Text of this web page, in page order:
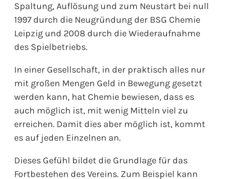
Spaltung, Auflösung und zum Neustart bei null
1997 durch die Neugründung der BSG Chemie
Leipzig und 2008 durch die Wiederaufnahme
des Spielbetriebs.
In einer Gesellschaft, in der praktisch alles nur
mit großen Mengen Geld in Bewegung gesetzt
werden kann, hat Chemie bewiesen, dass es
auch möglich ist, mit wenig Mitteln viel zu
erreichen. Damit dies aber möglich ist, kommt
es auf jeden Einzelnen an.
Dieses Gefühl bildet die Grundlage für das
Fortbestehen des Vereins. Zum Beispiel kann